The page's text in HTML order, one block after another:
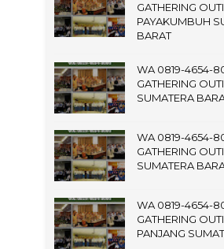
GATHERING
PAYAKUMBUH
BARAT
WA 0819-4654-
GATHERING
SUMATERA
WA 0819-4654-
GATHERING
SUMATERA
WA 0819-4654-
GATHERING
PANJANG